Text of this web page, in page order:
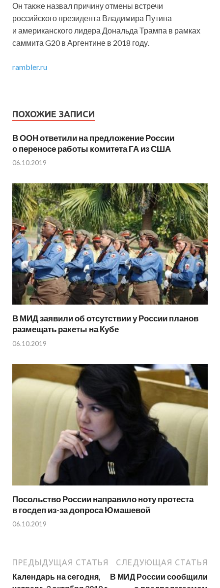
Он также назвал причину отмены встречи
российского президента Владимира Путина
и американского лидера Дональда Трампа в рамках
саммита G20 в Аргентине в 2018 году.
rambler.ru
ПОХОЖИЕ ЗАПИСИ
В ООН ответили на предложение России
о переносе работы комитета ГА из США
06.10.2019
В МИД заявили об отсутствии у России планов
размещать ракеты на Кубе
06.10.2019
Посольство России направило ноту протеста
в госдеп из-за допроса Юмашевой
06.10.2019
ПРЕДЫДУЩАЯ СТАТЬЯ
Календарь на сегодня,
СЛЕДУЮЩАЯ СТАТЬЯ
В МИД России сообщили